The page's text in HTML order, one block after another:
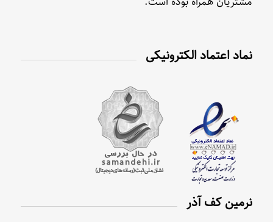
نماد اعتماد الکترونیکی
نرمین کف آذر